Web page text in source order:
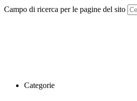
Campo di ricerca per le pagine del sito
Categorie